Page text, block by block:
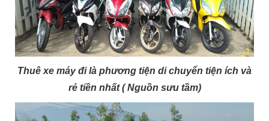
Thuê xe máy đi là phương tiện di chuyển tiện ích và
rẻ tiền nhất ( Nguồn sưu tầm)